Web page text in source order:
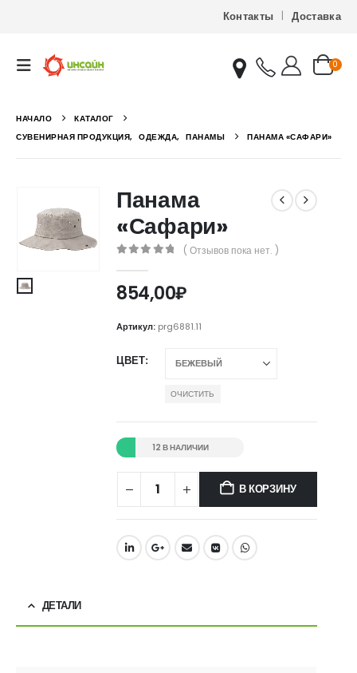
Контакты Доставка
0
НАЧАЛО
КАТАЛОГ
СУВЕНИРНАЯ ПРОДУКЦИЯ, ОДЕЖДА, ПАНАМЫ ПАНАМА «САФАРИ»
Панама
«Сафари»
( Отзывов пока нет. )
854,00₽
Артикул: prg6881.11
ЦВЕТ
ОЧИСТИТЬ
12 В НАЛИЧИИ
В КОРЗИНУ
ДЕТАЛИ